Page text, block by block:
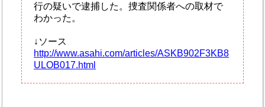
行の疑いで逮捕した。捜査関係者への取材で
わかった。
↓ソース
http://www.asahi.com/articles/ASKB902F3KB8
ULOB017.html